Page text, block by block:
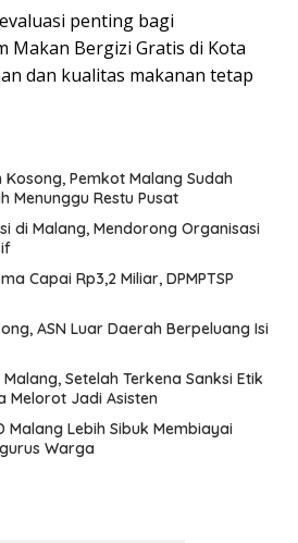
penting bagi
Makan Bergizi Gratis di Kota
dan kualitas makanan tetap
Pemkot Malang Sudah
Menunggu Restu Pusat
di Malang, Mendorong Organisasi
Capai Rp3,2 Miliar, DPMPTSP
ASN Luar Daerah Berpeluang Isi
Setelah Terkena Sanksi Etik
Melorot Jadi Asisten
Malang Lebih Sibuk Membiayai
Warga